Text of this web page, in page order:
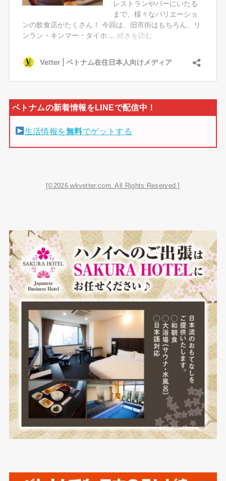
生活情報を無料でゲットする
[©2026 wkvetter.com. All Rights Reserved.]